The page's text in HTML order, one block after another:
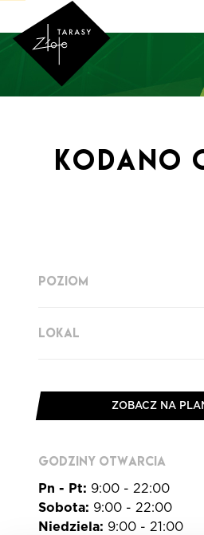
POZIOM
LOKAL
ZOBACZ NA
GODZINY OTWARCIA
Pn - Pt: 9:00 - 22:00
Sobota: 9:00 - 22:00
Niedziela: 9:00 - 21:00